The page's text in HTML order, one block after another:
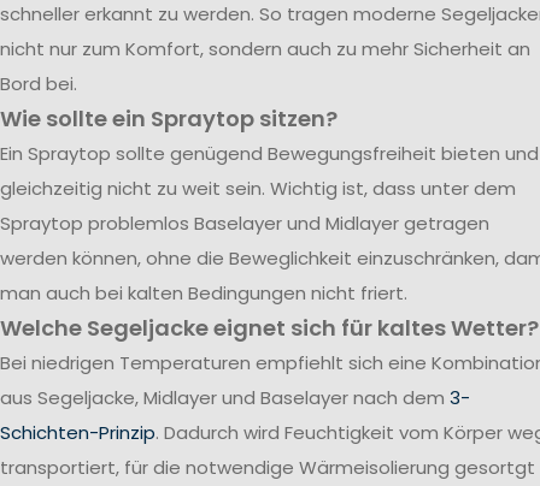
schneller erkannt zu werden. So tragen moderne
nicht nur zum Komfort, sondern auch zu mehr Sicherheit an
Bord bei.
Wie sollte ein Spraytop sitzen?
Ein Spraytop sollte genügend Bewegungsfreiheit bieten und
gleichzeitig nicht zu weit sein. Wichtig ist, dass unter dem
Spraytop problemlos Baselayer und Midlayer getragen
werden können, ohne die Beweglichkeit einzuschränken,
man auch bei kalten Bedingungen nicht friert.
Welche Segeljacke eignet sich für kaltes Wetter?
Bei niedrigen Temperaturen empfiehlt sich eine
aus Segeljacke, Midlayer und Baselayer nach dem 3-
Schichten-Prinzip. Dadurch wird Feuchtigkeit vom Körper
transportiert, für die notwendige Wärmeisolierung gesortgt